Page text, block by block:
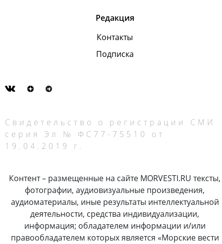
Редакция
Контакты
Подписка
Свидетельство о регистрации СМИ
серия Эл № ФС77-75510 от
19.04.2019 г.
Контент – размещенные на сайте MORVESTI.RU тексты,
фотографии, аудиовизуальные произведения,
аудиоматериалы, иные результаты интеллектуальной
деятельности, средства индивидуализации,
информация; обладателем информации и/или
правообладателем которых является «Морские вести